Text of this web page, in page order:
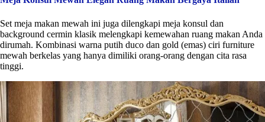
Set meja makan mewah ini juga dilengkapi meja konsul dan
background cermin klasik melengkapi kemewahan ruang makan Anda
dirumah. Kombinasi warna putih duco dan gold (emas) ciri furniture
mewah berkelas yang hanya dimiliki orang-orang dengan cita rasa
tinggi.